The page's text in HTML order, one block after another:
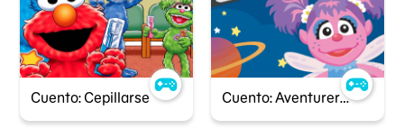
Cuento: Cepillarse Cuento: Aventureras del espacio